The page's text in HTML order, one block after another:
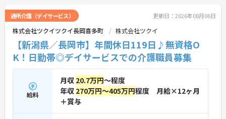
詳細をお話いたしますので、お気軽にご相談くださ
い。
通所介護（デイサービス） 更新日：2026年08月06日
株式会社ツクイツクイ長岡喜多町 株式会社ツクイ
【新潟県／長岡市】年間休日119日♪無資格O
K！日勤帯◎デイサービスでの介護職員募集
給料
月収 20.7万円～程度
年収 270万円～405万円程度 月給×12ヶ月
＋賞与